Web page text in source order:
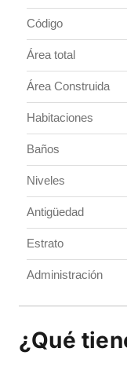
luz natural,
cada rincón.
Código
Área total
Área Construida
Habitaciones
Baños
Niveles
Antigüedad
Estrato
Administración
¿Qué